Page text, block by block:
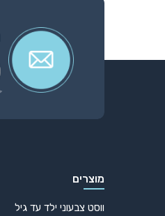
מוצרים
ווסט צבעוני ילד עד גיל